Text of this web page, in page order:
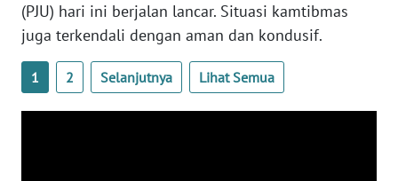
(PJU) hari ini berjalan lancar. Situasi kamtibmas
juga terkendali dengan aman dan kondusif.
1 2 Selanjutnya Lihat Semua
WN
BENGKULU
WN
LAMPUNG